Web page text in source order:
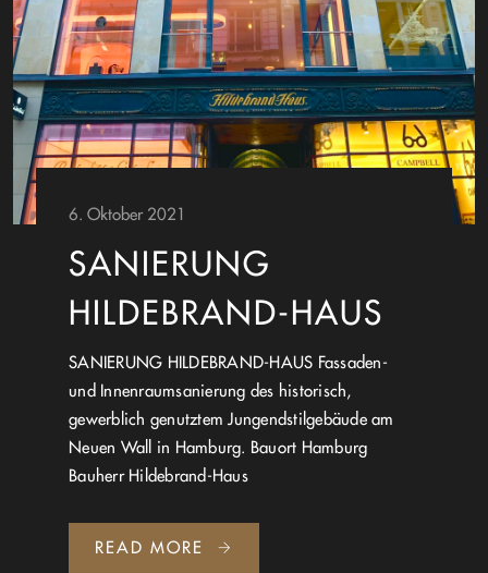
6. Oktober 2021
SANIERUNG
HILDEBRAND-HAUS
SANIERUNG HILDEBRAND-HAUS Fassaden-
und Innenraumsanierung des historisch,
gewerblich genutztem Jungendstilgebäude am
Neuen Wall in Hamburg. Bauort Hamburg
Bauherr Hildebrand-Haus
READ MORE